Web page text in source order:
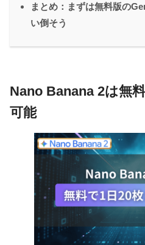
まとめ：まずは無料版の
い倒そう
Nano Banana 2は無
可能